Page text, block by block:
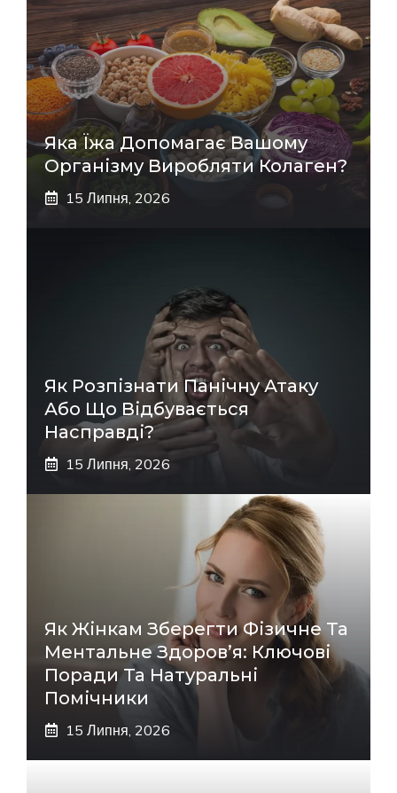
Яка Їжа Допомагає Вашому
Організму Виробляти Колаген?
15 Липня, 2026
Як Розпізнати Панічну Атаку
Або Що Відбувається
Насправді?
15 Липня, 2026
Як Жінкам Зберегти Фізичне Та
Ментальне Здоров’я: Ключові
Поради Та Натуральні
Помічники
15 Липня, 2026